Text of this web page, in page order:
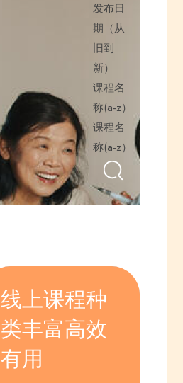
发布日
期（从
旧到
新）
课程名
称(a-z）
课程名
称(a-z）
线上课程种
类丰富高效
有用